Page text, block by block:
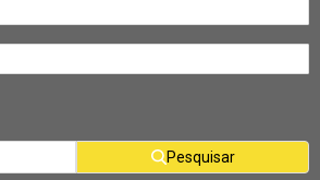
Pesquisar